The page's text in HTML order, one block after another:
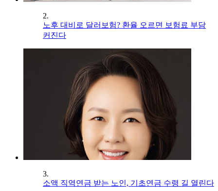
2.
노후 대비로 달러보험? 환율 오르면 보험료 부담
커진다
3.
소액 직역연금 받는 노인, 기초연금 수령 길 열린다